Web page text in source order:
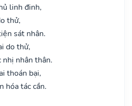
linh đinh,
thử,
sát nhân.
do thử,
nhị nhân thân.
thoán bại,
hóa tác cần.